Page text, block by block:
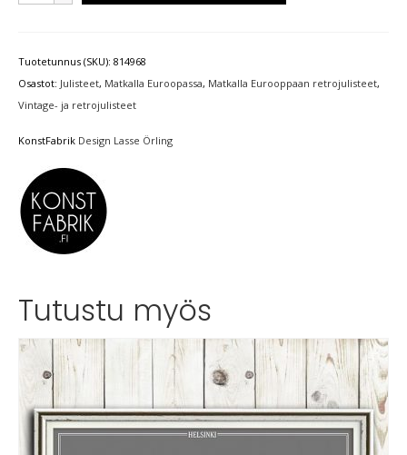
Tuotetunnus (SKU): 814968
Osastot: Julisteet, Matkalla Euroopassa, Matkalla Eurooppaan retrojulisteet,
Vintage- ja retrojulisteet
KonstFabrik Design Lasse Örling
Tutustu myös